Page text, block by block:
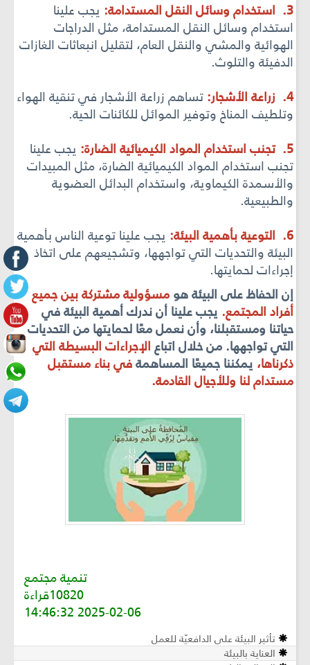
3. استخدام وسائل النقل المستدامة:
يجب علينا
استخدام وسائل النقل المستدامة، مثل الدراجات
الهوائية والمشي والنقل العام، لتقليل انبعاثات الغازات
الدفيئة والتلوث.
4. زراعة الأشجار:
تساهم زراعة الأشجار في تنقية الهواء
وتلطيف المناخ وتوفير الموائل للكائنات الحية.
5. تجنب استخدام المواد الكيميائية الضارة:
يجب علينا
تجنب استخدام المواد الكيميائية الضارة، مثل المبيدات
والأسمدة الكيماوية، واستخدام البدائل العضوية
والطبيعية.
6. التوعية بأهمية البيئة:
يجب علينا توعية الناس بأهمية
البيئة والتحديات التي تواجهها، وتشجيعهم على اتخاذ
إجراءات لحمايتها.
إن الحفاظ على البيئة هو مسؤولية مشتركة بين جميع
أفراد المجتمع. يجب علينا أن ندرك أهمية البيئة في
حياتنا ومستقبلنا، وأن نعمل معًا لحمايتها من التحديات
التي تواجهها. من خلال اتباع الإجراءات البسيطة التي
ذكرناها، يمكننا جميعًا المساهمةفي بناء مستقبل
مستدام لنا وللأجيال القادمة.
تنمية مجتمع
10820قراءة
2025-02-06 14:46:32
تأثير البيئة على الدافعيّة للعمل
العناية بالبيئة